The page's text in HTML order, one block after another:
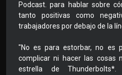
Podcast. para hablar sobre
tanto positivas como
trabajadores por debajo de la
"No es para estorbar, no es
complicar ni hacer las cosas
estrella de